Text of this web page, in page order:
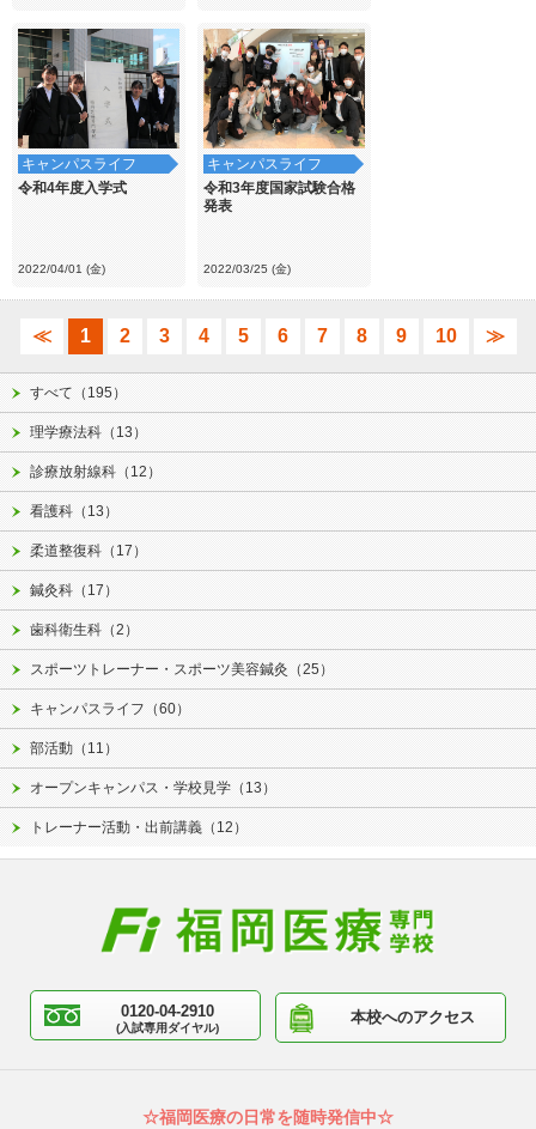
キャンパスライフ
令和4年度入学式
2022/04/01 (金)
キャンパスライフ
令和3年度国家試験合格
発表
2022/03/25 (金)
≪ 1 2 3 4 5 6 7 8 9 10 ≫
すべて（195）
理学療法科（13）
診療放射線科（12）
看護科（13）
柔道整復科（17）
鍼灸科（17）
歯科衛生科（2）
スポーツトレーナー・スポーツ美容鍼灸（25）
キャンパスライフ（60）
部活動（11）
オープンキャンパス・学校見学（13）
トレーナー活動・出前講義（12）
0120-04-2910
(入試専用ダイヤル)
本校へのアクセス
☆福岡医療の日常を随時発信中☆